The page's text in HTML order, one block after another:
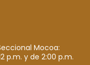
Mocoa:
p.m. y de 2:00 p.m.